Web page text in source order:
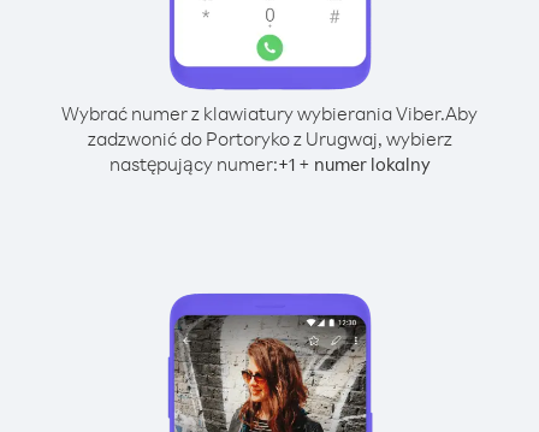
Wybrać numer z klawiatury wybierania Viber.Aby
zadzwonić do Portoryko z Urugwaj, wybierz
następujący numer:+1+ numer lokalny